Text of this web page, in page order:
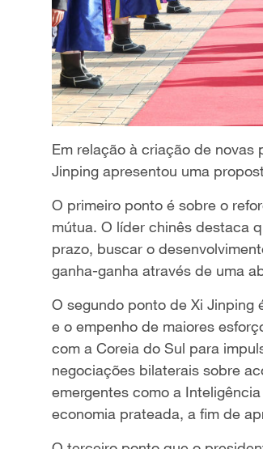
Em relação à criação de novas
Jinping apresentou uma
O primeiro ponto é sobre o
mútua. O líder chinês destaca
prazo, buscar o
ganha-ganha através de uma
O segundo ponto de Xi
e o empenho de maiores
com a Coreia do Sul para
negociações bilaterais sobre
emergentes como a
economia prateada, a fim de